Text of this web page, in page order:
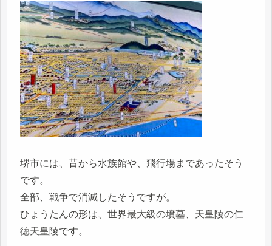
堺市には、昔から水族館や、飛行場まであったそう
です。
全部、戦争で消滅したそうですが。
ひょうたんの形は、世界最大級の墳墓、天皇陵の仁
徳天皇陵です。